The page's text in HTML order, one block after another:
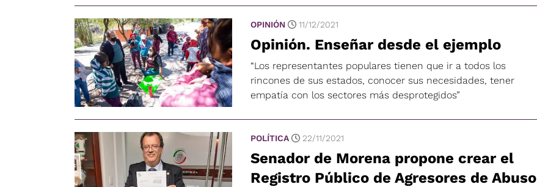
OPINIÓN 11/12/2021
Opinión. Enseñar desde el ejemplo
“Los representantes populares tienen que ir a todos los
rincones de sus estados, conocer sus necesidades, tener
empatía con los sectores más desprotegidos”
POLÍTICA 22/11/2021
Senador de Morena propone crear el
Registro Público de Agresores de Abuso